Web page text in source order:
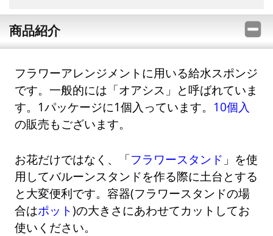
商品紹介
フラワーアレンジメントに用いる給水スポンジ
です。一般的には「オアシス」と呼ばれていま
す。1パッケージに1個入っています。 10個入
の販売もございます。
お花だけではなく、「フラワースタンド 」を使
用してバルーンスタンドを作る際に土台とする
と大変便利です。容器(フラワースタンドの場
合はポット)の大きさにあわせてカットしてお
使いください。